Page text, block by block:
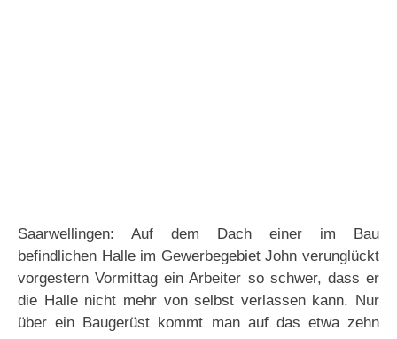
Saarwellingen: Auf dem Dach einer im Bau
befindlichen Halle im Gewerbegebiet John verunglückt
vorgestern Vormittag ein Arbeiter so schwer, dass er
die Halle nicht mehr von selbst verlassen kann. Nur
über ein Baugerüst kommt man auf das etwa zehn